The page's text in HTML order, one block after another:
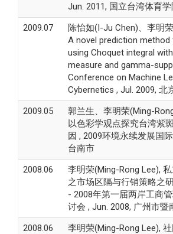
Jun. 2011, 国立台湾体育学
2009.07
陈怡如(I-Ju Chen)、李明
A novel prediction
using Choquet integral
measure and gamma-
Conference on Machine
Cybernetics , Jul. 2009, 北
2009.05
郭兰生、李明荣(Ming-
以色彩学观点探究台湾紫
因 , 2009环境永续发展国
台南市
2008.06
李明荣(Ming-Rong Lee),
之市场区隔与行销策略之
- 2008年第一届两岸工商
讨会 , Jun. 2008, 广州市暨
2008.06
李明荣(Ming-Rong Lee),